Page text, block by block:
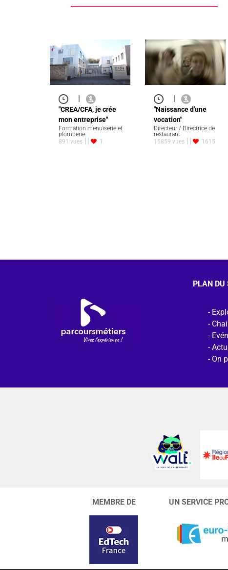
"CREA/CFA, je crée
mon entreprise"
Formation menuiserie et
plomberie
891 vues
1
"Naissance d'une
vocation"
Directeur / Directrice de
restaurant
15859 vues
1615
PLAN DU
On
MEMBRE DE UN SERVICE